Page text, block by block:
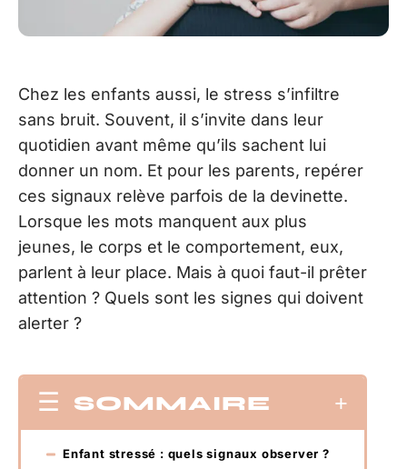
Chez les enfants aussi, le stress s’infiltre
sans bruit. Souvent, il s’invite dans leur
quotidien avant même qu’ils sachent lui
donner un nom. Et pour les parents, repérer
ces signaux relève parfois de la devinette.
Lorsque les mots manquent aux plus
jeunes, le corps et le comportement, eux,
parlent à leur place. Mais à quoi faut-il prêter
attention ? Quels sont les signes qui doivent
alerter ?
SOMMAIRE
Enfant stressé : quels signaux observer ?